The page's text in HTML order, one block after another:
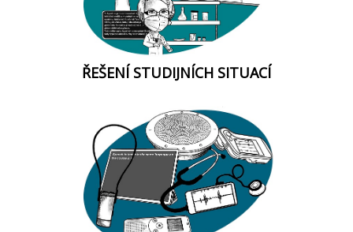
ŘEŠENÍ STUDIJNÍCH SITUACÍ